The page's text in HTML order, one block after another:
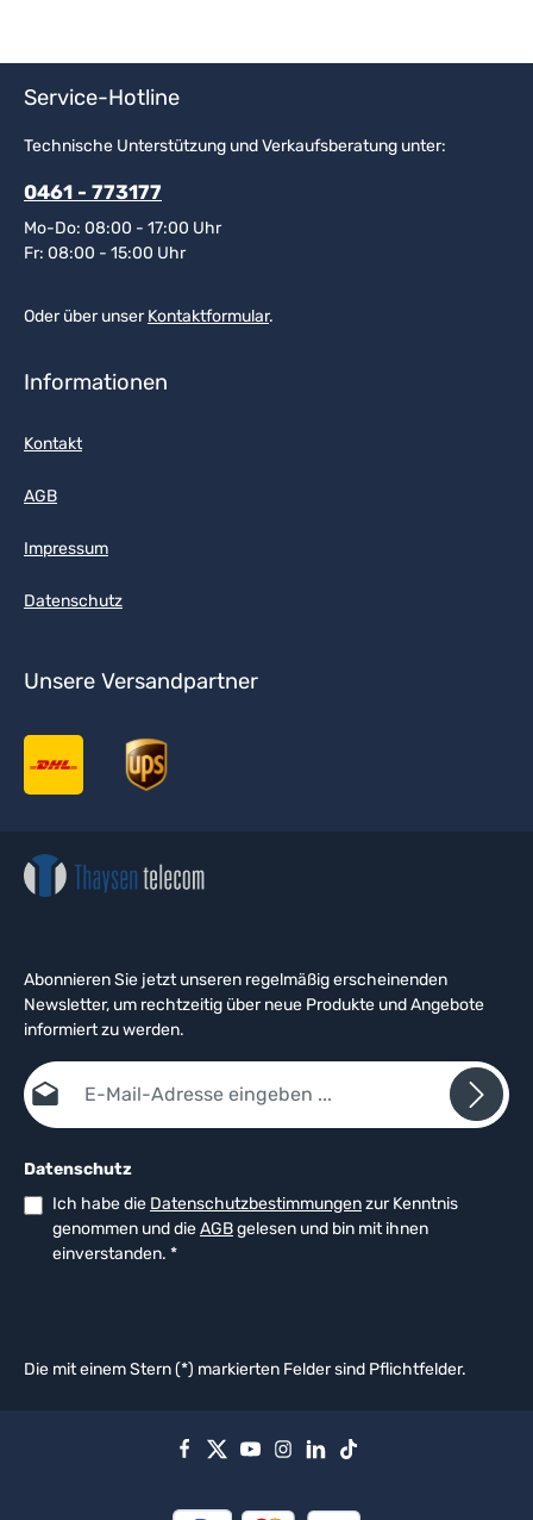
Service-Hotline
Technische Unterstützung und Verkaufsberatung unter:
0461 - 773177
Mo-Do: 08:00 - 17:00 Uhr
Fr: 08:00 - 15:00 Uhr
Oder über unserKontaktformular.
Informationen
Kontakt
AGB
Impressum
Datenschutz
Unsere Versandpartner
Abonnieren Sie jetzt unseren regelmäßig erscheinenden
Newsletter, um rechtzeitig über neue Produkte und Angebote
informiert zu werden.
E-Mail-Adresse*
Datenschutz
Ich habe die Datenschutzbestimmungenzur Kenntnis
genommen und dieAGBgelesen und bin mit ihnen
einverstanden. *
Die mit einem Stern (*) markierten Felder sind Pflichtfelder.